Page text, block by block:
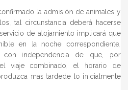
la admisión de animales y
tal circunstancia deberá hacerse
de alojamiento implicará que
en la noche correspondiente,
con independencia de que, por
viaje combinado, el horario de
mas tardede lo inicialmente